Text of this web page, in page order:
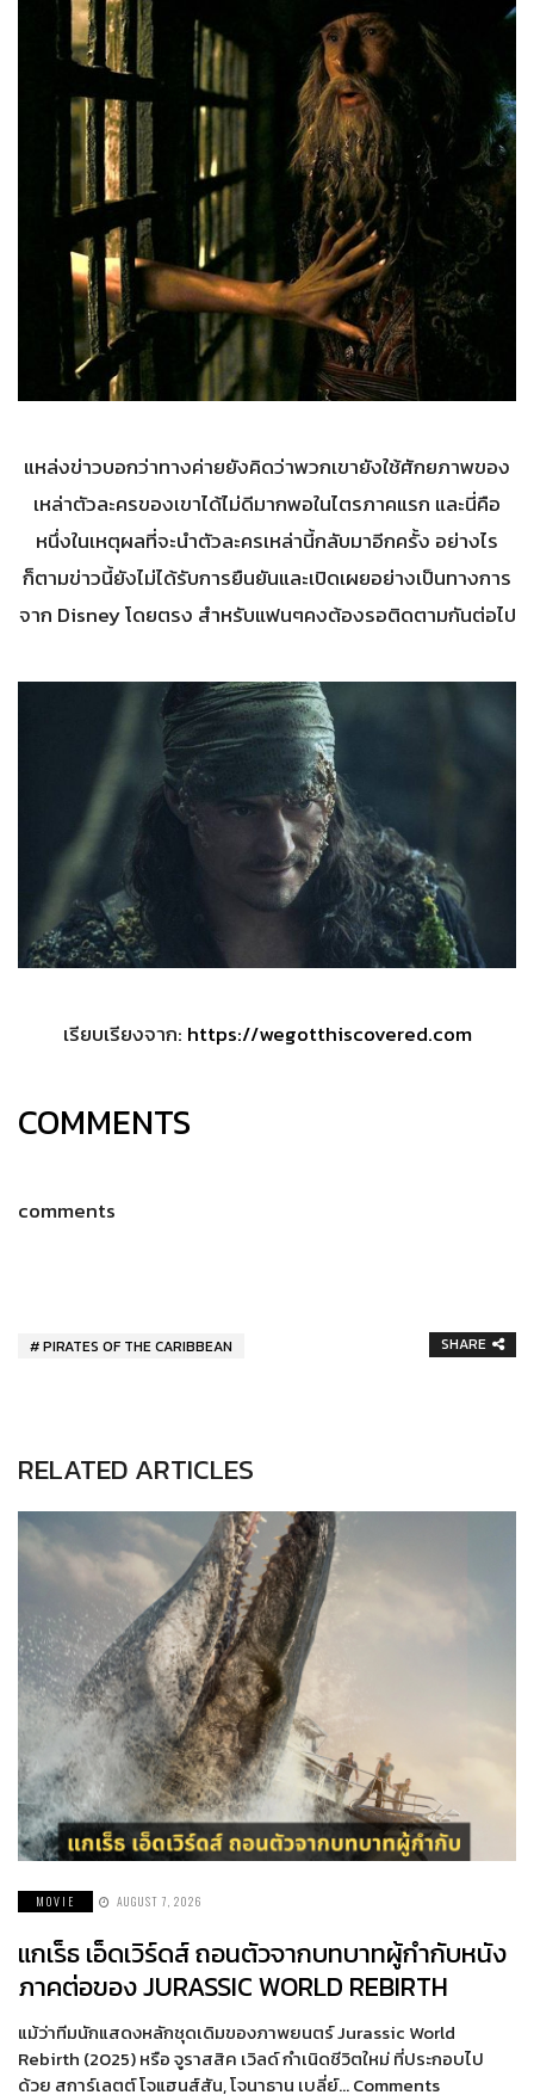
แหล่งข่าวบอกว่าทางค่ายยังคิดว่าพวกเขายังใช้ศักยภาพของ
เหล่าตัวละครของเขาได้ไม่ดีมากพอในไตรภาคแรก และนี่คือ
หนึ่งในเหตุผลที่จะนำตัวละครเหล่านี้กลับมาอีกครั้ง อย่างไร
ก็ตามข่าวนี้ยังไม่ได้รับการยืนยันและเปิดเผยอย่างเป็นทางการ
จาก Disney โดยตรง สำหรับแฟนๆคงต้องรอติดตามกันต่อไป
เรียบเรียงจาก: https://wegotthiscovered.com
COMMENTS
comments
PIRATES OF THE CARIBBEAN SHARE
RELATED ARTICLES
MOVIE AUGUST 7, 2026
แกเร็ธ เอ็ดเวิร์ดส์ ถอนตัวจากบทบาทผู้กำกับหนัง
ภาคต่อของ JURASSIC WORLD REBIRTH
แม้ว่าทีมนักแสดงหลักชุดเดิมของภาพยนตร์ Jurassic World
Rebirth (2025) หรือ จูราสสิค เวิลด์ กำเนิดชีวิตใหม่ ที่ประกอบไป
ด้วย สการ์เลตต์ โจแฮนส์สัน, โจนาธาน เบลี่ย์… Comments